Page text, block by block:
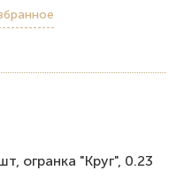
огранка "Круг", 0.23